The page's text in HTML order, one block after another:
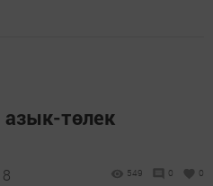
төлек
549 0 0